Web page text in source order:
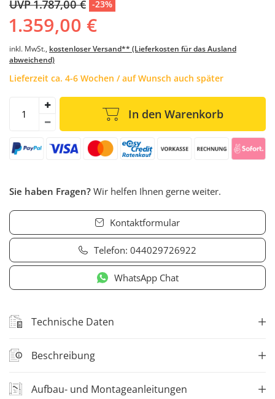
UVP 1.787,00 € -23%
1.359,00 €
inkl. MwSt., kostenloser Versand** (Lieferkosten für das Ausland
abweichend)
Lieferzeit ca. 4-6 Wochen / auf Wunsch auch später
In den Warenkorb
Sie haben Fragen? Wir helfen Ihnen gerne weiter.
Kontaktformular
Telefon: 044029726922
WhatsApp Chat
Technische Daten
Beschreibung
Aufbau- und Montageanleitungen